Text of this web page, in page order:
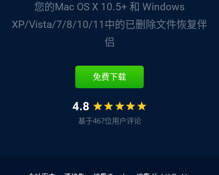
您的Mac OS X 10.5+ 和 Windows
XP/Vista/7/8/10/11中的已删除文件恢复伴
侣
免费下载
4.8
基于467位用户评论